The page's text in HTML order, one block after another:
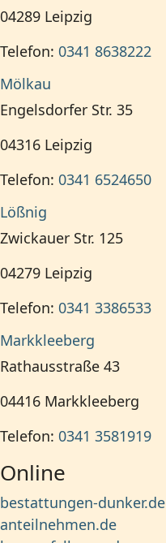
04289 Leipzig
Telefon: 0341 8638222
Mölkau
Engelsdorfer Str. 35
04316 Leipzig
Telefon: 0341 6524650
Lößnig
Zwickauer Str. 125
04279 Leipzig
Telefon: 0341 3386533
Markkleeberg
Rathausstraße 43
04416 Markkleeberg
Telefon: 0341 3581919
Online
bestattungen-dunker.de
anteilnehmen.de